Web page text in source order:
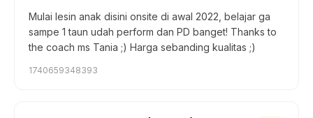
Mulai lesin anak disini onsite di awal 2022, belajar ga
sampe 1 taun udah perform dan PD banget! Thanks to
the coach ms Tania ;) Harga sebanding kualitas ;)
1740659348393